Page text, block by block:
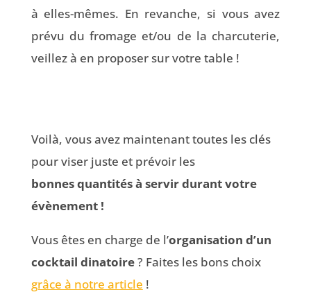
à elles-mêmes. En revanche, si vous avez
prévu du fromage et/ou de la charcuterie,
veillez à en proposer sur votre table !
Voilà, vous avez maintenant toutes les clés
pour viser juste et prévoir les
bonnes quantités à servir durant votre
évènement !
Vous êtes en charge de l’organisation d’un
cocktail dinatoire? Faites les bons choix
grâce à notre article !